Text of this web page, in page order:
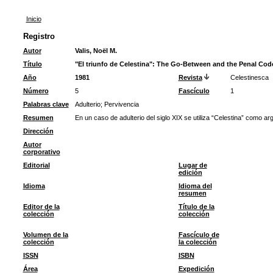
Inicio
Registro
Autor
Valis, Noël M.
Título
"El triunfo de Celestina": The Go-Between and the Penal
Año
1981 Revista
Celestinesca
Número
5 Fascículo
1
Palabras clave
Adulterio; Pervivencia
Resumen
En un caso de adulterio del siglo XIX se utiliza “Celestina” como
Dirección
Autor
corporativo
Editorial
Lugar de
edición
Idioma
Idioma del
resumen
Editor de la
colección
Título de la
colección
Volumen de la
colección
Fascículo de
la colección
ISSN
ISBN
Área
Expedición